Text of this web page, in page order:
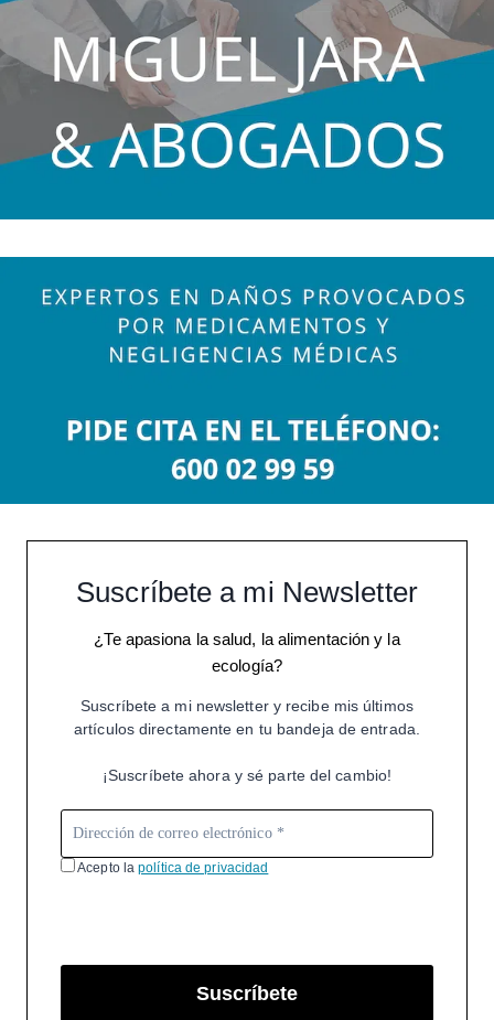
Suscríbete a mi Newsletter
¿Te apasiona la salud, la alimentación y la
ecología?
Suscríbete a mi newsletter y recibe mis últimos
artículos directamente en tu bandeja de entrada.
¡Suscríbete ahora y sé parte del cambio!
Acepto lapolítica de privacidad
Suscríbete